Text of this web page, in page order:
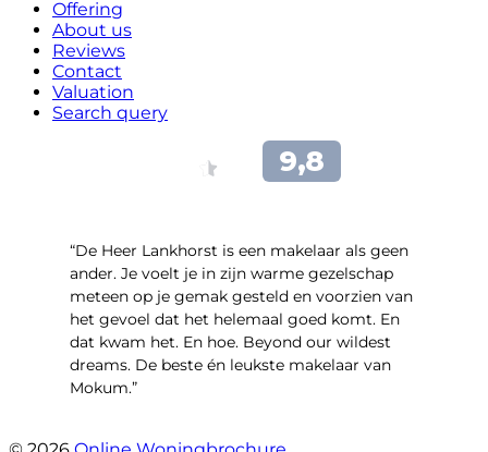
Offering
About us
Reviews
Contact
Valuation
Search query
“De Heer Lankhorst is een makelaar als geen
ander. Je voelt je in zijn warme gezelschap
meteen op je gemak gesteld en voorzien van
het gevoel dat het helemaal goed komt. En
dat kwam het. En hoe. Beyond our wildest
dreams. De beste én leukste makelaar van
Mokum.”